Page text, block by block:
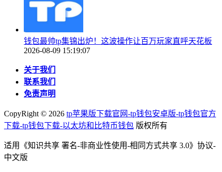
钱包最帅tp集锦出炉！这波操作让百万玩家直呼天花板
2026-08-09 15:19:07
关于我们
联系我们
免责声明
CopyRight © 2026 tp苹果版下载官网-tp钱包安卓版-tp钱包官方
下载-tp钱包下载-以太坊和比特币钱包 版权所有
适用《知识共享 署名-非商业性使用-相同方式共享 3.0》协议-
中文版